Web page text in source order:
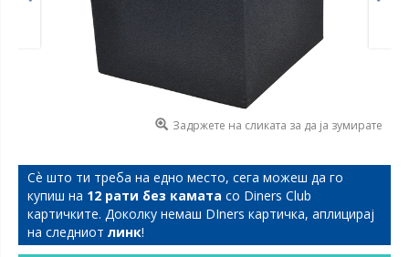
Задржете на сликата за да ја зумирате
Сѐ што ти треба на едно место, сега можеш да го
купиш на 12 рати без камата со Diners Club
картичките. Доколку немаш DIners картичка, аплицирај
на следниот линк!